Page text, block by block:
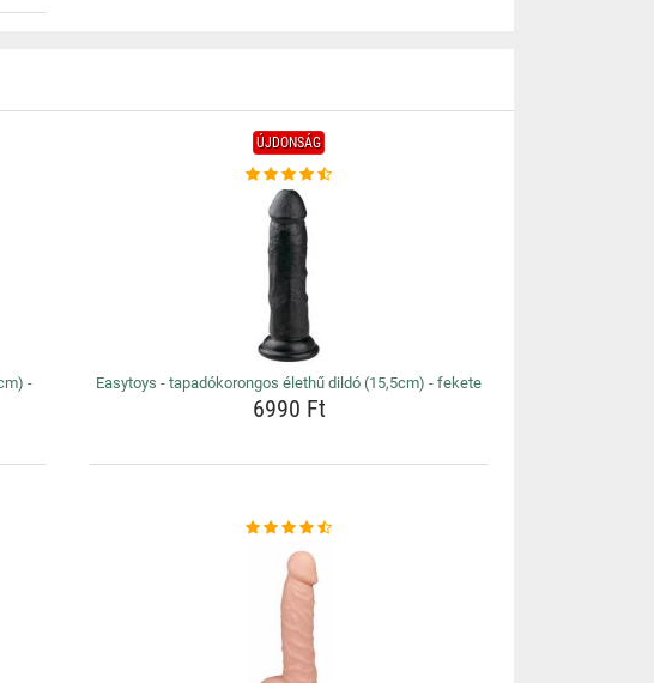
-
ÚJDONSÁG
Easytoys - tapadókorongos élethű dildó (15,5cm) - fekete
6990 Ft